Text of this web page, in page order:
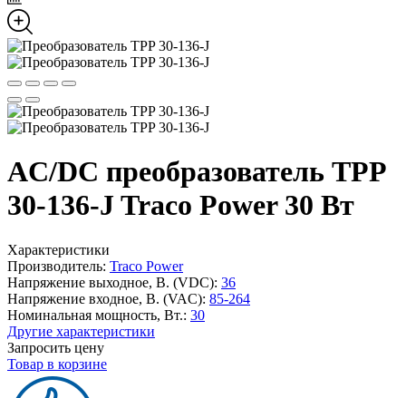
AC/DC преобразователь TPP
30-136-J Traco Power 30 Вт
Характеристики
Производитель: Traco Power
Напряжение выходное, В. (VDC): 36
Напряжение входное, В. (VAC): 85-264
Номинальная мощность, Вт.: 30
Другие характеристики
Запросить цену
Товар в корзине